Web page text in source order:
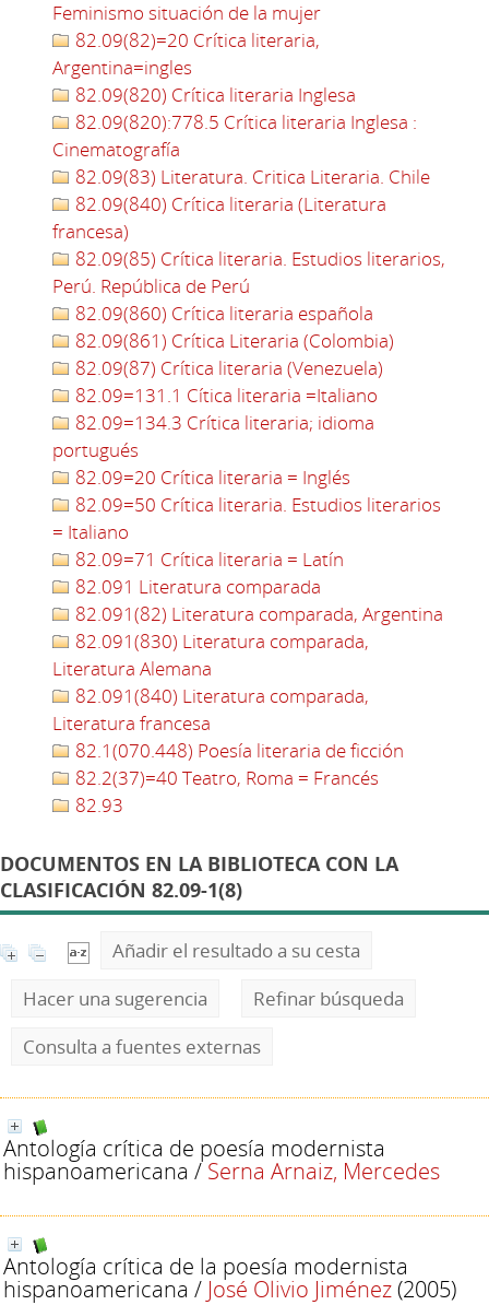
Feminismo situación de la mujer
82.09(82)=20 Crítica literaria,
Argentina=ingles
82.09(820) Crítica literaria Inglesa
82.09(820):778.5 Crítica literaria Inglesa :
Cinematografía
82.09(83) Literatura. Critica Literaria. Chile
82.09(840) Crítica literaria (Literatura
francesa)
82.09(85) Crítica literaria. Estudios literarios,
Perú. República de Perú
82.09(860) Crítica literaria española
82.09(861) Crítica Literaria (Colombia)
82.09(87) Crítica literaria (Venezuela)
82.09=131.1 Cítica literaria =Italiano
82.09=134.3 Crítica literaria; idioma
portugués
82.09=20 Crítica literaria = Inglés
82.09=50 Crítica literaria. Estudios literarios
= Italiano
82.09=71 Crítica literaria = Latín
82.091 Literatura comparada
82.091(82) Literatura comparada, Argentina
82.091(830) Literatura comparada,
Literatura Alemana
82.091(840) Literatura comparada,
Literatura francesa
82.1(070.448) Poesía literaria de ficción
82.2(37)=40 Teatro, Roma = Francés
82.93
DOCUMENTOS EN LA BIBLIOTECA CON LA
CLASIFICACIÓN 82.09-1(8)
Añadir el resultado a su cesta
Hacer una sugerencia
Refinar búsqueda
Consulta a fuentes externas
Antología crítica de poesía modernista
hispanoamericana /Serna Arnaiz, Mercedes
Antología crítica de la poesía modernista
hispanoamericana / José Olivio Jiménez(2005)